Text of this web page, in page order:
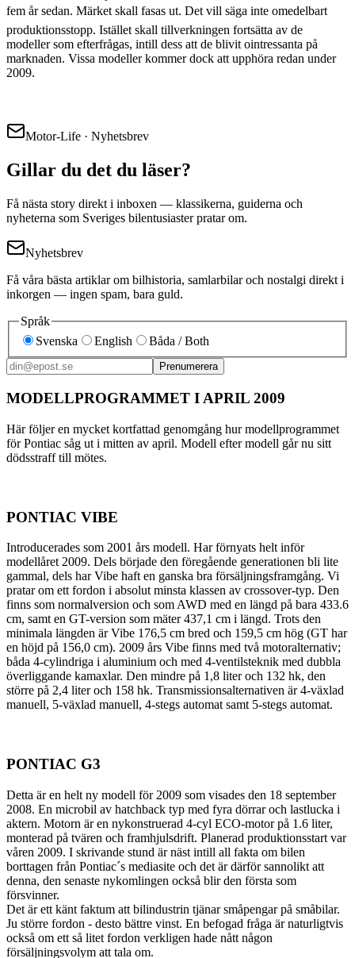
fem år sedan. Märket skall fasas ut. Det vill säga inte omedelbart
produktionsstopp. Istället skall tillverkningen fortsätta av de
modeller som efterfrågas, intill dess att de blivit ointressanta på
marknaden. Vissa modeller kommer dock att upphöra redan under
2009.
Motor-Life · Nyhetsbrev
Gillar du det du läser?
Få nästa story direkt i inboxen — klassikerna, guiderna och
nyheterna som Sveriges bilentusiaster pratar om.
Nyhetsbrev
Få våra bästa artiklar om bilhistoria, samlarbilar och nostalgi direkt i
inkorgen — ingen spam, bara guld.
Språk
Svenska
English Båda / Both
Prenumerera
MODELLPROGRAMMET I APRIL 2009
Här följer en mycket kortfattad genomgång hur modellprogrammet
för Pontiac såg ut i mitten av april. Modell efter modell går nu sitt
dödsstraff till mötes.
PONTIAC VIBE
Introducerades som 2001 års modell. Har förnyats helt inför
modellåret 2009. Dels började den föregående generationen bli lite
gammal, dels har Vibe haft en ganska bra försäljningsframgång. Vi
pratar om ett fordon i absolut minsta klassen av crossover-typ. Den
finns som normalversion och som AWD med en längd på bara 433.6
cm, samt en GT-version som mäter 437,1 cm i längd. Trots den
minimala längden är Vibe 176,5 cm bred och 159,5 cm hög (GT har
en höjd på 156,0 cm). 2009 års Vibe finns med två motoralternativ;
båda 4-cylindriga i aluminium och med 4-ventilsteknik med dubbla
överliggande kamaxlar. Den mindre på 1,8 liter och 132 hk, den
större på 2,4 liter och 158 hk. Transmissionsalternativen är 4-växlad
manuell, 5-växlad manuell, 4-stegs automat samt 5-stegs automat.
PONTIAC G3
Detta är en helt ny modell för 2009 som visades den 18 september
2008. En microbil av hatchback typ med fyra dörrar och lastlucka i
aktern. Motorn är en nykonstruerad 4-cyl ECO-motor på 1.6 liter,
monterad på tvären och framhjulsdrift. Planerad produktionsstart var
våren 2009. I skrivande stund är näst intill all fakta om bilen
borttagen från Pontiac´s mediasite och det är därför sannolikt att
denna, den senaste nykomlingen också blir den första som
försvinner.
Det är ett känt faktum att bilindustrin tjänar småpengar på småbilar.
Ju större fordon - desto bättre vinst. En befogad fråga är naturligtvis
också om ett så litet fordon verkligen hade nått någon
försäljningsvolym att tala om.